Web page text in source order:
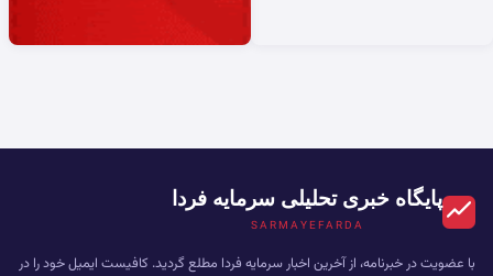
پایگاه خبری تحلیلی سرمایه فردا
SARMAYEFARDA
با عضویت در خبرنامه، از آخرین اخبار سرمایه فردا مطلع گردید. کافیست ایمیل خود را در